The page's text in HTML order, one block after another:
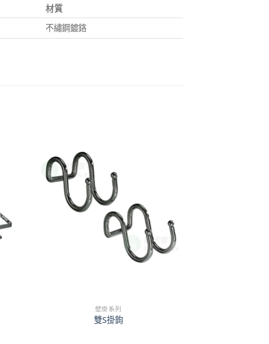
材質
不繡鋼鍍鉻
壁掛系列
雙S掛鉤